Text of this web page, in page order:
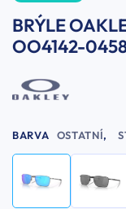
BRÝLE
OO4142-
BARVA OSTATNÍ,